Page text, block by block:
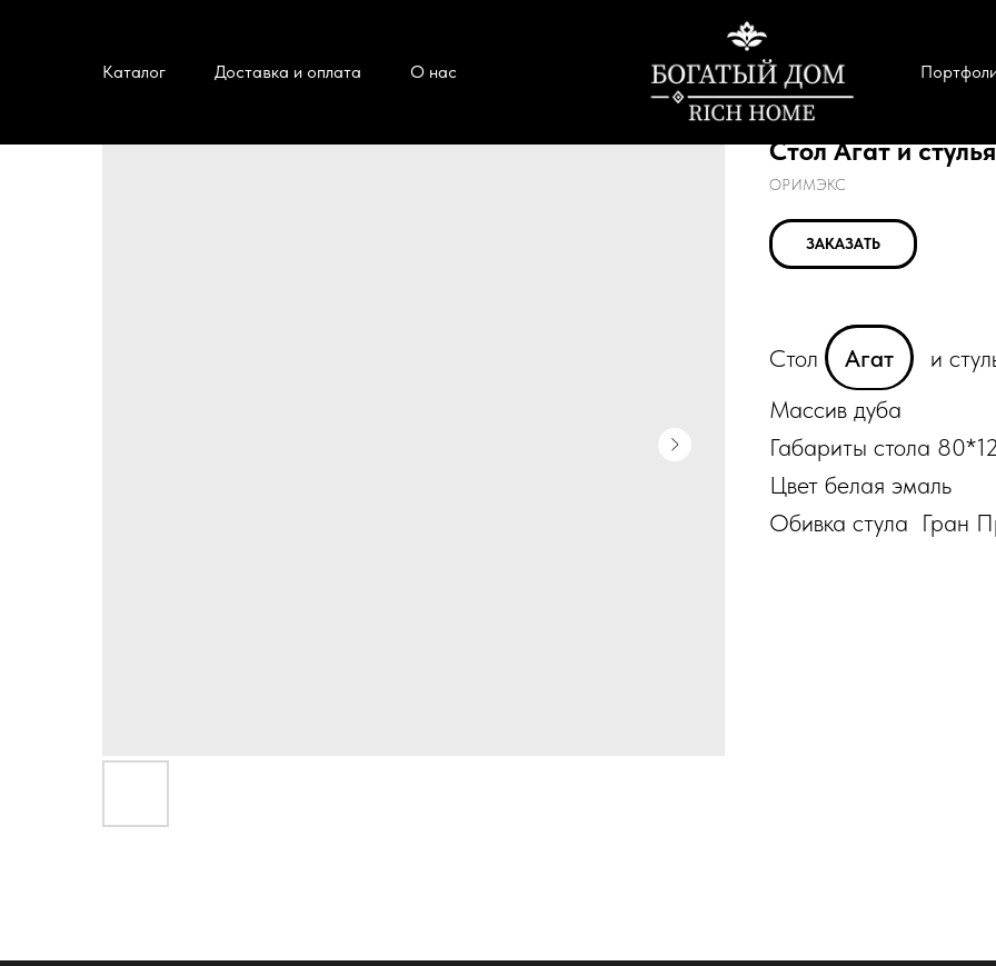
Каталог Доставка и оплата О нас
Стол Агат и
ОРИМЭКС
ЗАКАЗАТЬ
Стол Агат
и
Массив дуба
Габариты стола
Цвет белая эмаль
Обивка стула Гран